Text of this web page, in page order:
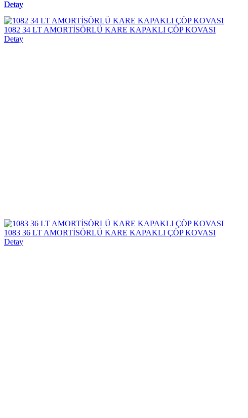
Detay
Detay
1082 34 LT AMORTİSÖRLÜ KARE KAPAKLI ÇÖP KOVASI
Detay
1083 36 LT AMORTİSÖRLÜ KARE KAPAKLI ÇÖP KOVASI
Detay